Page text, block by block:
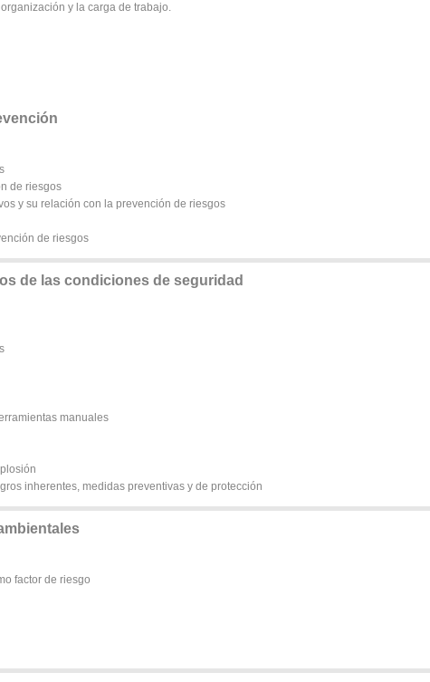
y la carga de trabajo.
de riesgos
y su relación con la prevención de riesgos
de riesgos
de las condiciones de seguridad
manuales
inherentes, medidas preventivas y de protección
factor de riesgo